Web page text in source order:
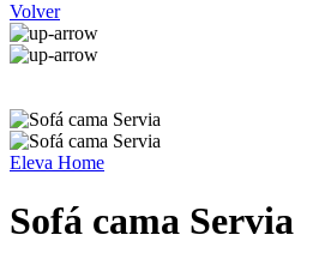
Volver
Eleva Home
Sofá cama Servia